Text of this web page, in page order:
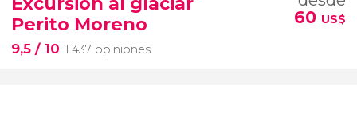
Perito Moreno
9,5 / 10 1.437 opiniones
60 US$